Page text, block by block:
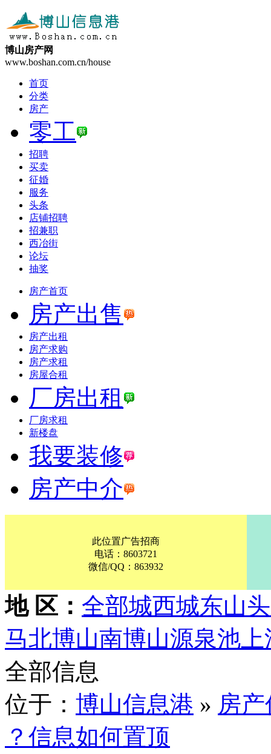
博山房产网
www.boshan.com.cn/house
首页
分类
房产
零工
招聘
买卖
征婚
服务
头条
店铺招聘
招兼职
西冶街
论坛
抽奖
房产首页
房产出售
房产出租
房产求购
房产求租
房屋合租
厂房出租
厂房求租
新楼盘
我要装修
房产中介
此位置广告招商
电话：8603721
微信/QQ：863932
地 区： 全部城西城东山头
马北博山南博山源泉池上
全部信息
位于： 博山信息港 » 房
？信息如何置顶